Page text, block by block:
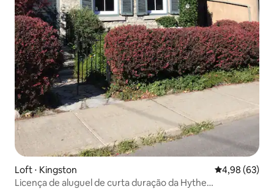
Loft ⋅ Kingston 4,98 de uma
4,98 (63)
Licença de aluguel de curta duração da Hythe